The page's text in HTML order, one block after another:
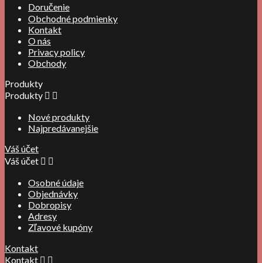
Doručenie
Obchodné podmienky
Kontakt
O nás
Privacy policy
Obchody
Produkty
Produkty  
Nové produkty
Najpredávanejšie
Váš účet
Váš účet  
Osobné údaje
Objednávky
Dobropisy
Adresy
Zľavové kupóny
Kontakt
Kontakt  